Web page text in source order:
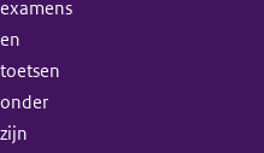
examens
en
toetsen
onder
zijn